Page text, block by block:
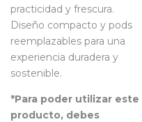
practicidad y frescura.
Diseño compacto y pods
reemplazables para una
experiencia duradera y
sostenible.
*Para poder utilizar este
producto, debes